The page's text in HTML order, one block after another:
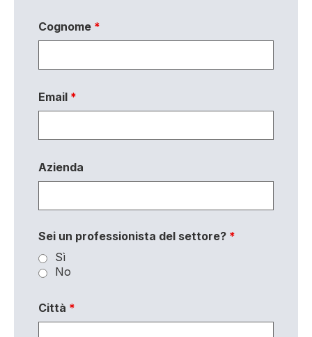
Cognome *
Email *
Azienda
Sei un professionista del settore? *
Sì
No
Città *